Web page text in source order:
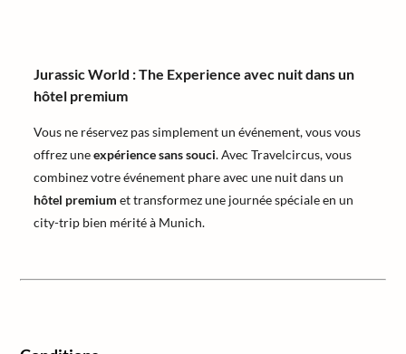
Jurassic World : The Experience avec nuit dans un
hôtel premium
Vous ne réservez pas simplement un événement, vous vous
offrez uneexpérience sans souci. Avec Travelcircus, vous
combinez votre événement phare avec une nuit dans un
hôtel premium et transformez une journée spéciale en un
city-trip bien mérité à Munich.